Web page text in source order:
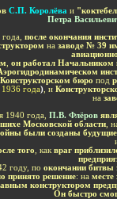
С.П. Королёва и
Петра
после окончания
на заводе № 39
он работал Начальником
Конструкторском бюро под
1936 года), и
на
1940 года, П.В. Флёров
Московской области ,
были созданы
того , как враг
году, по окончании битвы
принято решение: на
конструктором
Он быстро